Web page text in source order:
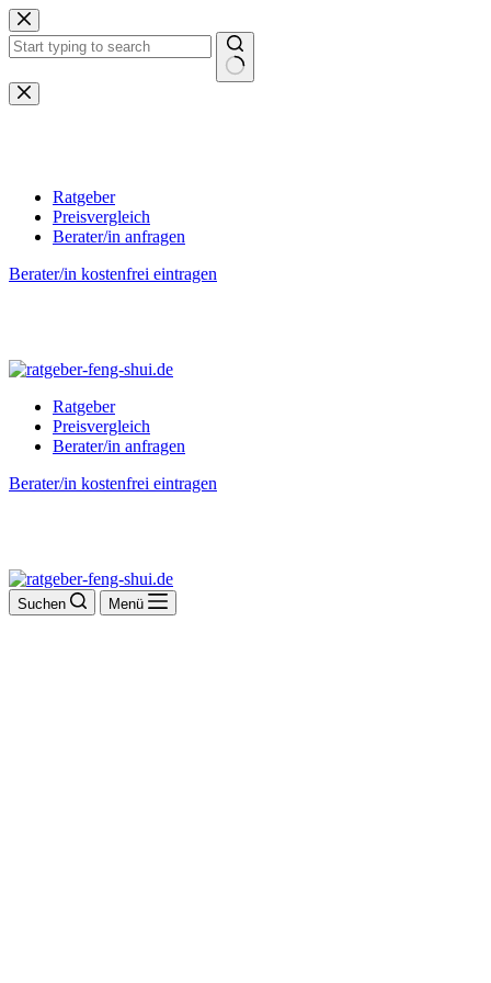
Zum
Inhalt
springen
Keine
Ergebnisse
Ratgeber
Preisvergleich
Berater/in anfragen
Berater/in kostenfrei eintragen
Ratgeber
Preisvergleich
Berater/in anfragen
Berater/in kostenfrei eintragen
Suchen Menü